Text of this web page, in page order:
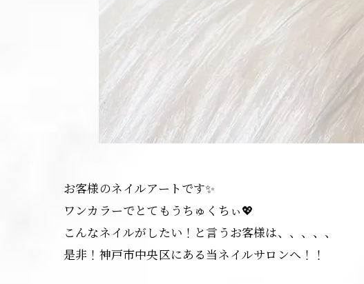
お客様のネイルアートです✨
ワンカラーでとてもうちゅくちぃ💖
こんなネイルがしたい！と言うお客様は、、、、、
是非！神戸市中央区にある当ネイルサロンへ！！